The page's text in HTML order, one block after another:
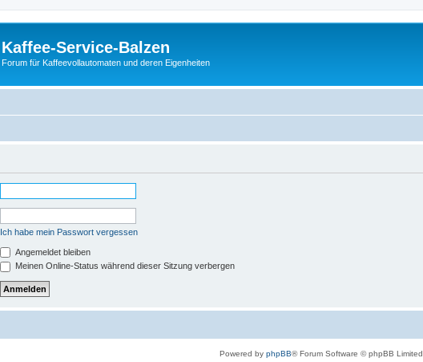
Kaffee-Service-Balzen
Forum für Kaffeevollautomaten und deren Eigenheiten
Ich habe mein Passwort vergessen
Angemeldet bleiben
Meinen Online-Status während dieser Sitzung verbergen
Powered by phpBB® Forum Software © phpBB Limited